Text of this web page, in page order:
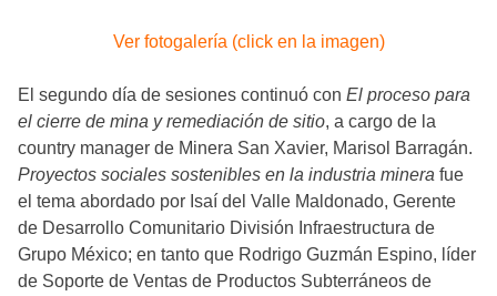
Ver fotogalería (click en la imagen)
El segundo día de sesiones continuó con El proceso para
el cierre de mina y remediación de sitio, a cargo de la
country manager de Minera San Xavier, Marisol Barragán.
Proyectos sociales sostenibles en la industria minera fue
el tema abordado por Isaí del Valle Maldonado, Gerente
de Desarrollo Comunitario División Infraestructura de
Grupo México; en tanto que Rodrigo Guzmán Espino, líder
de Soporte de Ventas de Productos Subterráneos de